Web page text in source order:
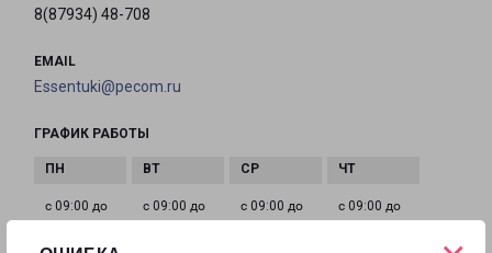
8(87934) 48-708
EMAIL
Essentuki@pecom.ru
ГРАФИК РАБОТЫ
с 09:00 до
с 09:00 до
с 09:00 до
с 09:00 до